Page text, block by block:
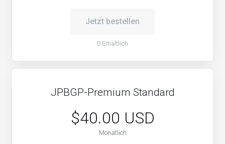
Jetzt bestellen
0 Erhältlich
JPBGP-Premium Standard
$40.00 USD
Monatlich